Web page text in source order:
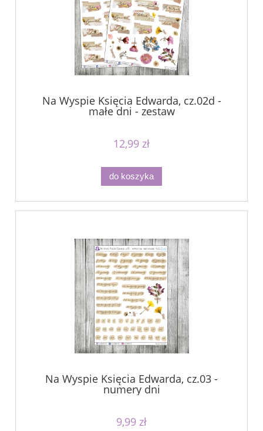
Na Wyspie Księcia Edwarda, cz.02d -
małe dni - zestaw
12,99 zł
do koszyka
Na Wyspie Księcia Edwarda, cz.03 -
numery dni
9,99 zł